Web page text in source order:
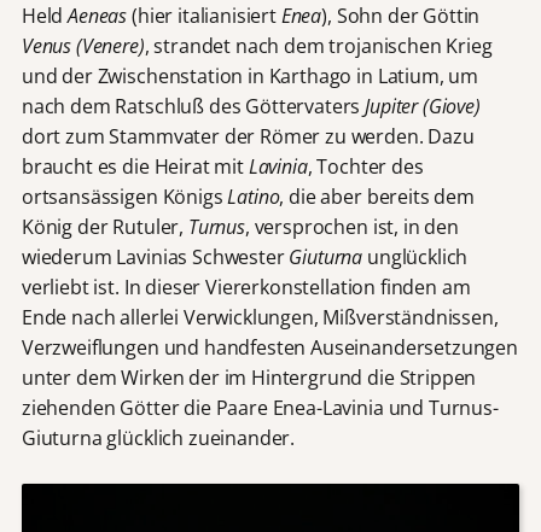
HeldAeneas(hier italianisiertEnea), Sohn der Göttin
Venus (Venere), strandet nach dem trojanischen Krieg
und der Zwischenstation in Karthago in Latium, um
nach dem Ratschluß des GöttervatersJupiter (Giove)
dort zum Stammvater der Römer zu werden. Dazu
braucht es die Heirat mitLavinia, Tochter des
ortsansässigen KönigsLatino, die aber bereits dem
König der Rutuler, Turnus, versprochen ist, in den
wiederum Lavinias SchwesterGiuturna unglücklich
verliebt ist. In dieser Viererkonstellation finden am
Ende nach allerlei Verwicklungen, Mißverständnissen,
Verzweiflungen und handfesten Auseinandersetzungen
unter dem Wirken der im Hintergrund die Strippen
ziehenden Götter die Paare Enea-Lavinia und Turnus-
Giuturna glücklich zueinander.